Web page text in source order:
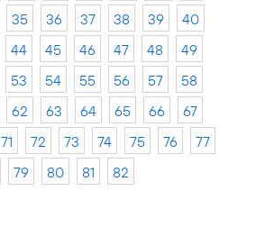
35 36 37 38 39
40
44 45 46 47 48
49
53 54 55 56 57
58
62 63 64 65 66
67
71 72 73 74 75 76
77
79 80 81 82